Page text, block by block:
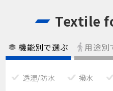
Textile
機能別で選ぶ 用途別
透湿/防水 撥水